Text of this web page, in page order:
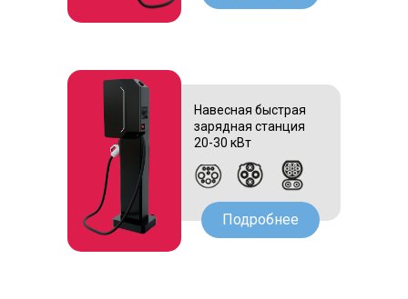
Навесная быстрая
зарядная станция
20-30 кВт
Подробнее